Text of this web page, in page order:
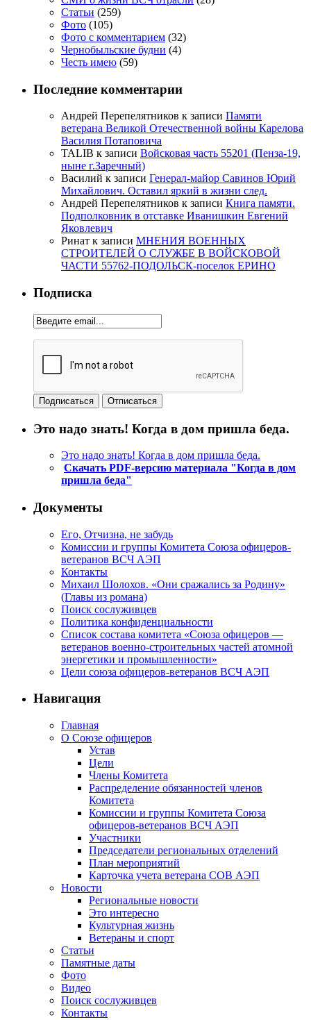
Статьи (259)
Фото (105)
Фото с комментарием (32)
Чернобыльские будни (4)
Честь имею (59)
Последние комментарии
Андрей Перепелятников к записи Памяти
ветерана Великой Отечественной войны Карелова
Василия Потаповича
TALIB к записи Войсковая часть 55201 (Пенза-19,
ныне г.Заречный)
Василий к записи Генерал-майор Савинов Юрий
Михайлович. Оставил яркий в жизни след.
Андрей Перепелятников к записи Книга памяти.
Подполковник в отставке Иванишкин Евгений
Яковлевич
Ринат к записи МНЕНИЯ ВОЕННЫХ
СТРОИТЕЛЕЙ О СЛУЖБЕ В ВОЙСКОВОЙ
ЧАСТИ 55762-ПОДОЛЬСК-поселок ЕРИНО
Подписка
Это надо знать! Когда в дом пришла беда.
Это надо знать! Когда в дом пришла беда.
Скачать PDF-версию материала "Когда в дом
пришла беда"
Документы
Его, Отчизна, не забудь
Комиссии и группы Комитета Союза офицеров-
ветеранов ВСЧ АЭП
Контакты
Михаил Шолохов. «Они сражались за Родину»
(Главы из романа)
Поиск сослуживцев
Политика конфиденциальности
Список состава комитета «Союза офицеров —
ветеранов военно-строительных частей атомной
энергетики и промышленности»
Цели союза офицеров-ветеранов ВСЧ АЭП
Навигация
Главная
О Союзе офицеров
Устав
Цели
Члены Комитета
Распределение обязанностей членов
Комитета
Комиссии и группы Комитета Союза
офицеров-ветеранов ВСЧ АЭП
Участники
Председатели региональных отделений
План мероприятий
Карточка учета ветерана CОВ АЭП
Новости
Региональные новости
Это интересно
Культурная жизнь
Ветераны и спорт
Статьи
Памятные даты
Фото
Видео
Поиск сослуживцев
Контакты